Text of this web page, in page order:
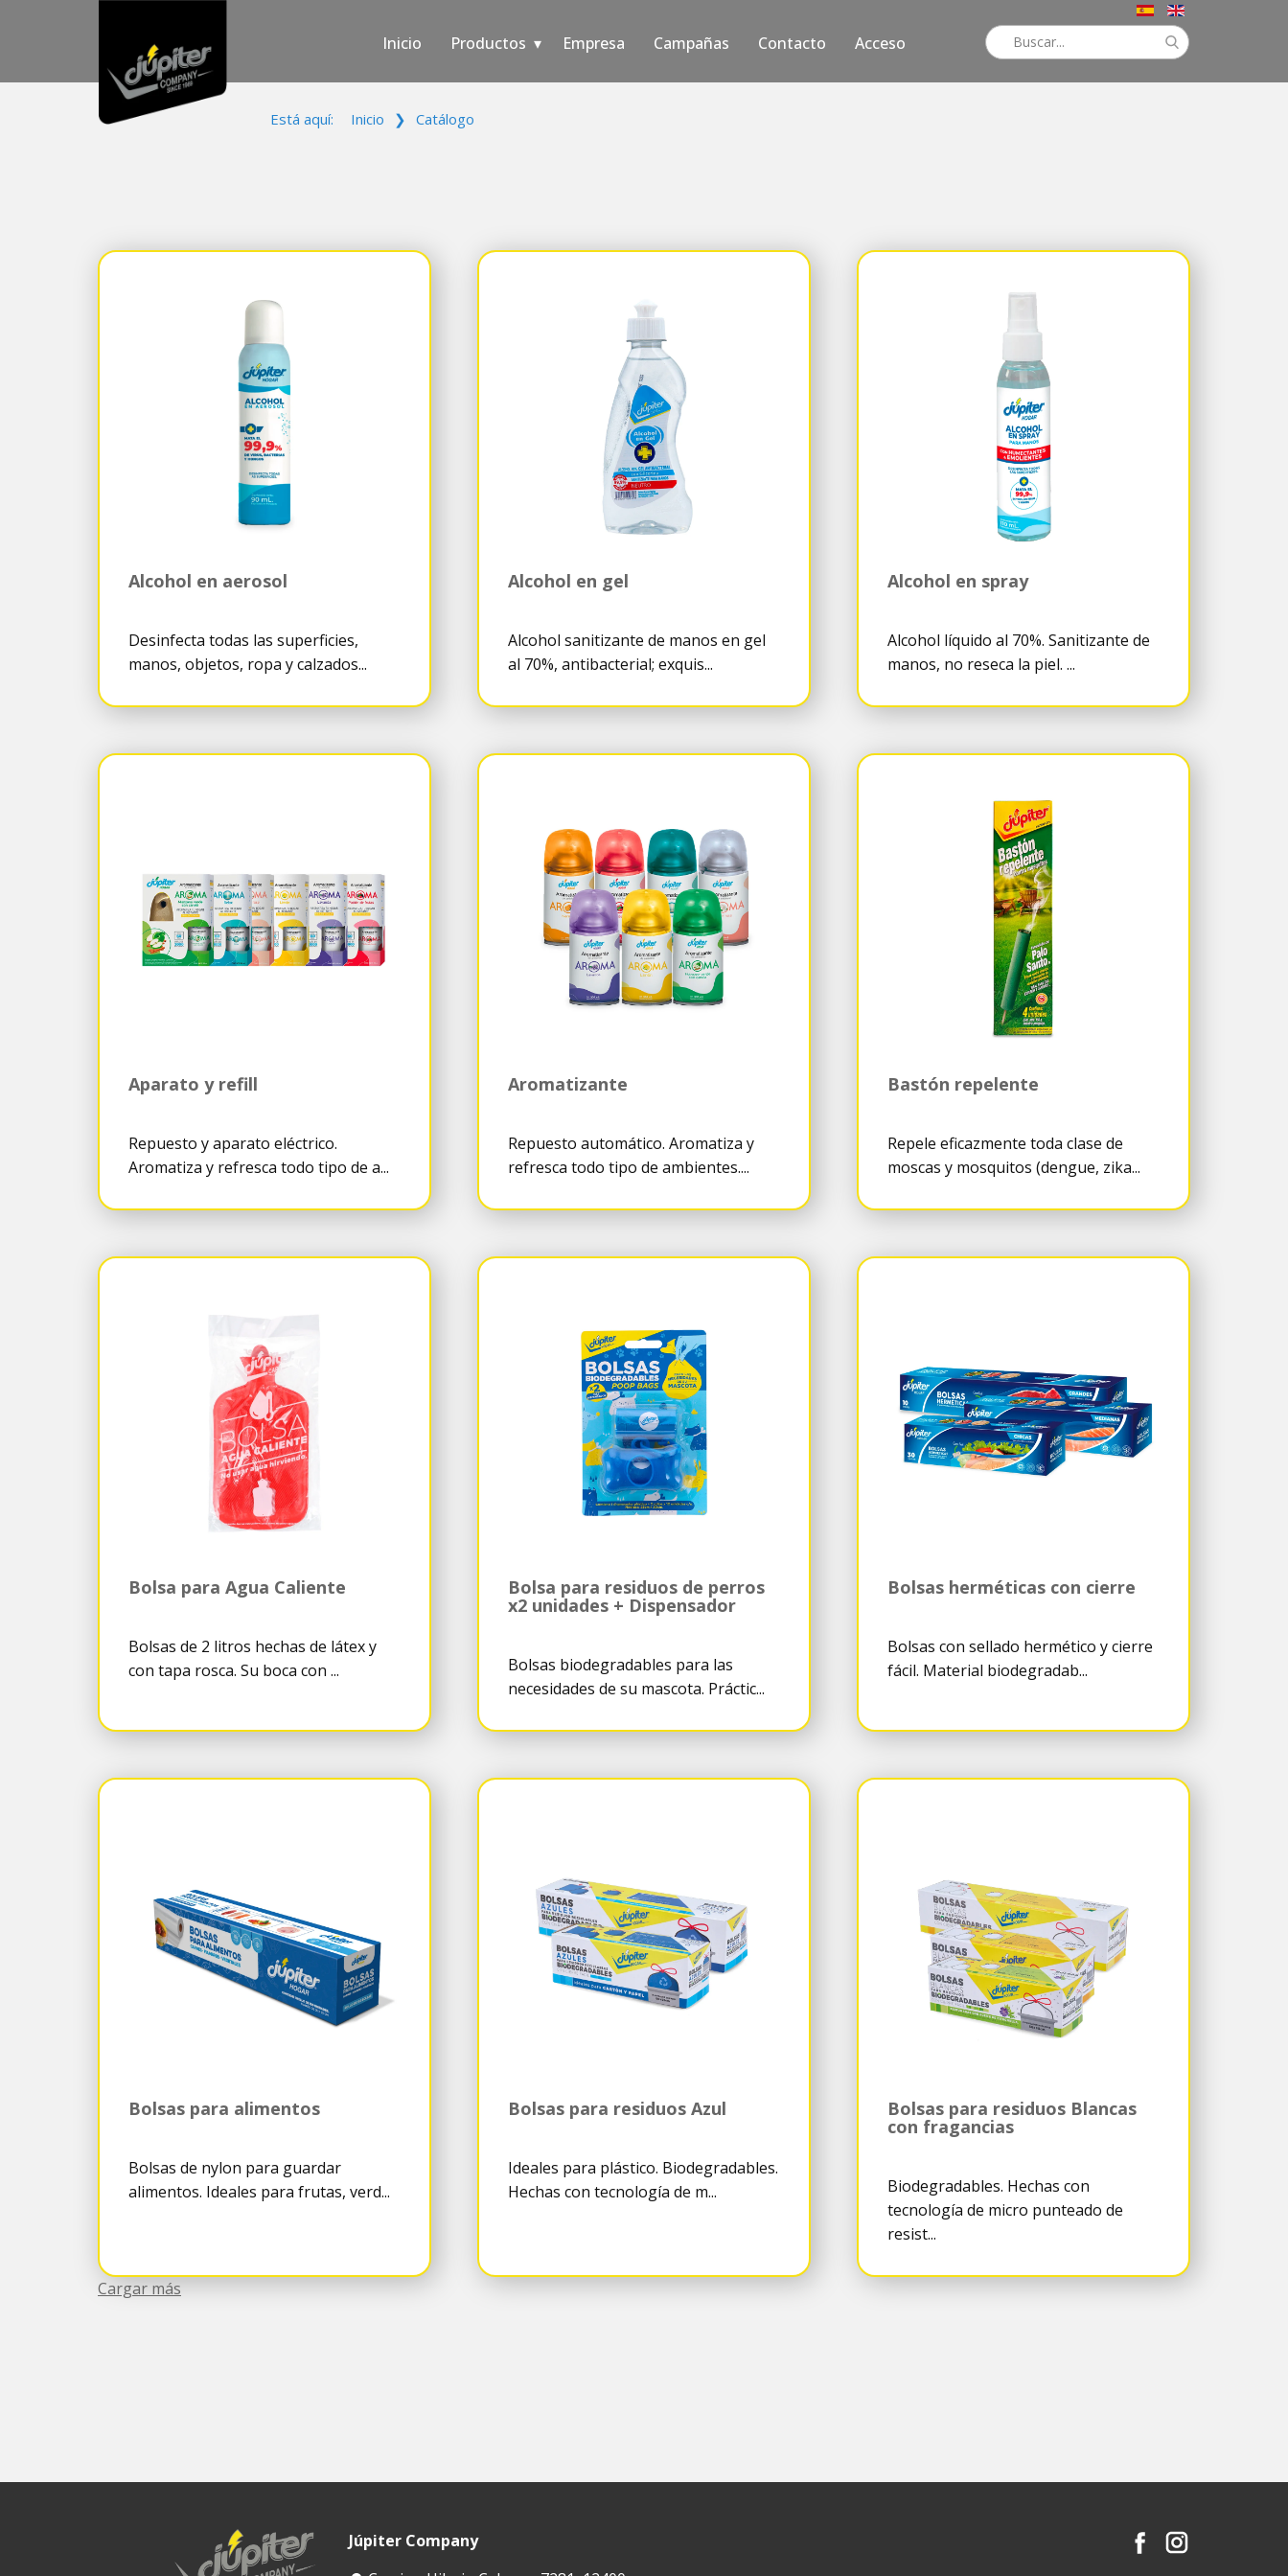
Inicio Productos Empresa Campañas Contacto Acceso
Está aquí: Inicio ❯ Catálogo
Alcohol en aerosol
Desinfecta todas las superficies,
manos, objetos, ropa y calzados...
Alcohol en gel
Alcohol sanitizante de manos en gel
al 70%, antibacterial; exquis...
Alcohol en spray
Alcohol líquido al 70%. Sanitizante de
manos, no reseca la piel. ...
Aparato y refill
Repuesto y aparato eléctrico.
Aromatiza y refresca todo tipo de a...
Aromatizante
Repuesto automático. Aromatiza y
refresca todo tipo de ambientes....
Bastón repelente
Repele eficazmente toda clase de
moscas y mosquitos (dengue, zika...
Bolsa para Agua Caliente
Bolsas de 2 litros hechas de látex y
con tapa rosca. Su boca con ...
Bolsa para residuos de perros
x2 unidades + Dispensador
Bolsas biodegradables para las
necesidades de su mascota. Práctic...
Bolsas herméticas con cierre
Bolsas con sellado hermético y cierre
fácil. Material biodegradab...
Bolsas para alimentos
Bolsas de nylon para guardar
alimentos. Ideales para frutas, verd...
Bolsas para residuos Azul
Ideales para plástico. Biodegradables.
Hechas con tecnología de m...
Bolsas para residuos Blancas
con fragancias
Biodegradables. Hechas con
tecnología de micro punteado de
resist...
Cargar más
Júpiter Company